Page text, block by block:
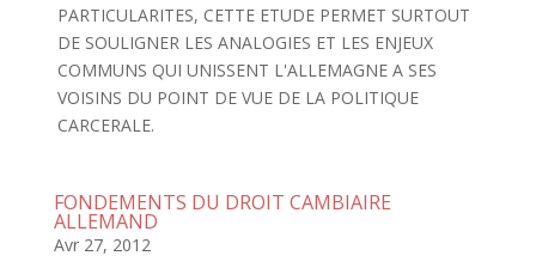
PARTICULARITES, CETTE ETUDE PERMET SURTOUT
DE SOULIGNER LES ANALOGIES ET LES ENJEUX
COMMUNS QUI UNISSENT L'ALLEMAGNE A SES
VOISINS DU POINT DE VUE DE LA POLITIQUE
CARCERALE.
FONDEMENTS DU DROIT CAMBIAIRE
ALLEMAND
Avr 27, 2012